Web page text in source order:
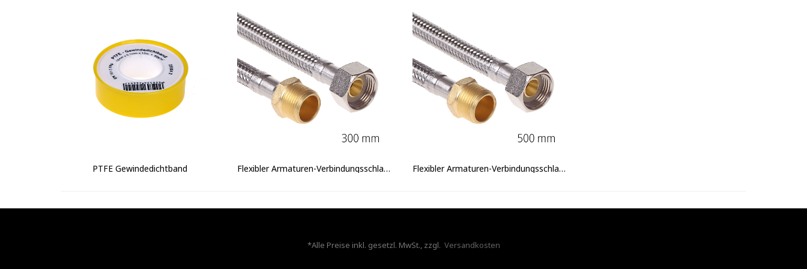
PTFE Gewindedichtband Flexibler Armaturen-Verbindungsschlauch IG/AG 3/8" x 300mm Flexibler Armaturen-Verbindungsschlauch IG/AG 3/8" x 500mm
*Alle Preise inkl. gesetzl. MwSt., zzgl. Versandkosten